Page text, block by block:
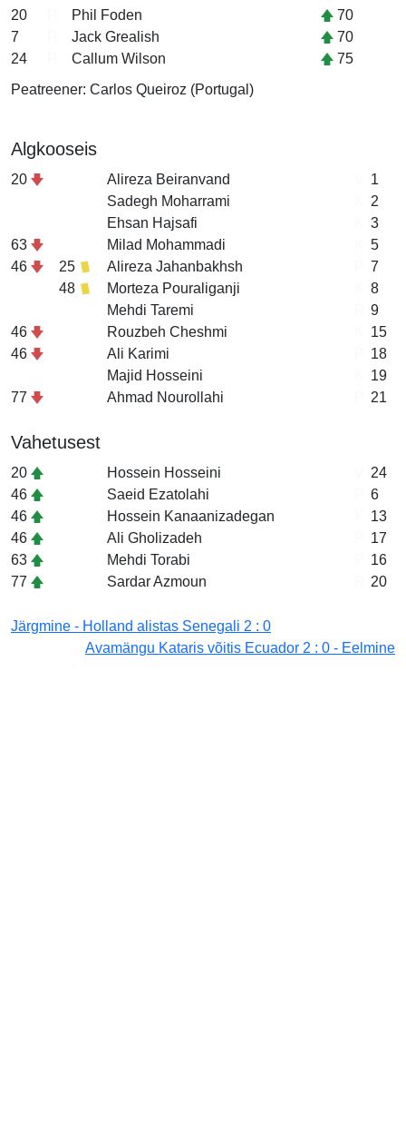
20
Phil Foden
70
7
Jack Grealish
70
24
Callum Wilson
75
Peatreener: Carlos Queiroz (Portugal)
Algkooseis
20 Alireza Beiranvand
1
Sadegh Moharrami
2
Ehsan Hajsafi
3
63
Milad Mohammadi
5
46
25 Alireza Jahanbakhsh
7
48
Morteza Pouraliganji
8
Mehdi Taremi
9
46
Rouzbeh Cheshmi
15
46
Ali Karimi
18
Majid Hosseini
19
77
Ahmad Nourollahi 21
Vahetusest
20 Hossein Hosseini
24
46
Saeid Ezatolahi
6
46
Hossein Kanaanizadegan
13
46
Ali Gholizadeh
17
63
Mehdi Torabi
16
77
Sardar Azmoun 20
Järgmine - Holland alistas Senegali 2 : 0
Avamängu Kataris võitis Ecuador 2 : 0 - Eelmine